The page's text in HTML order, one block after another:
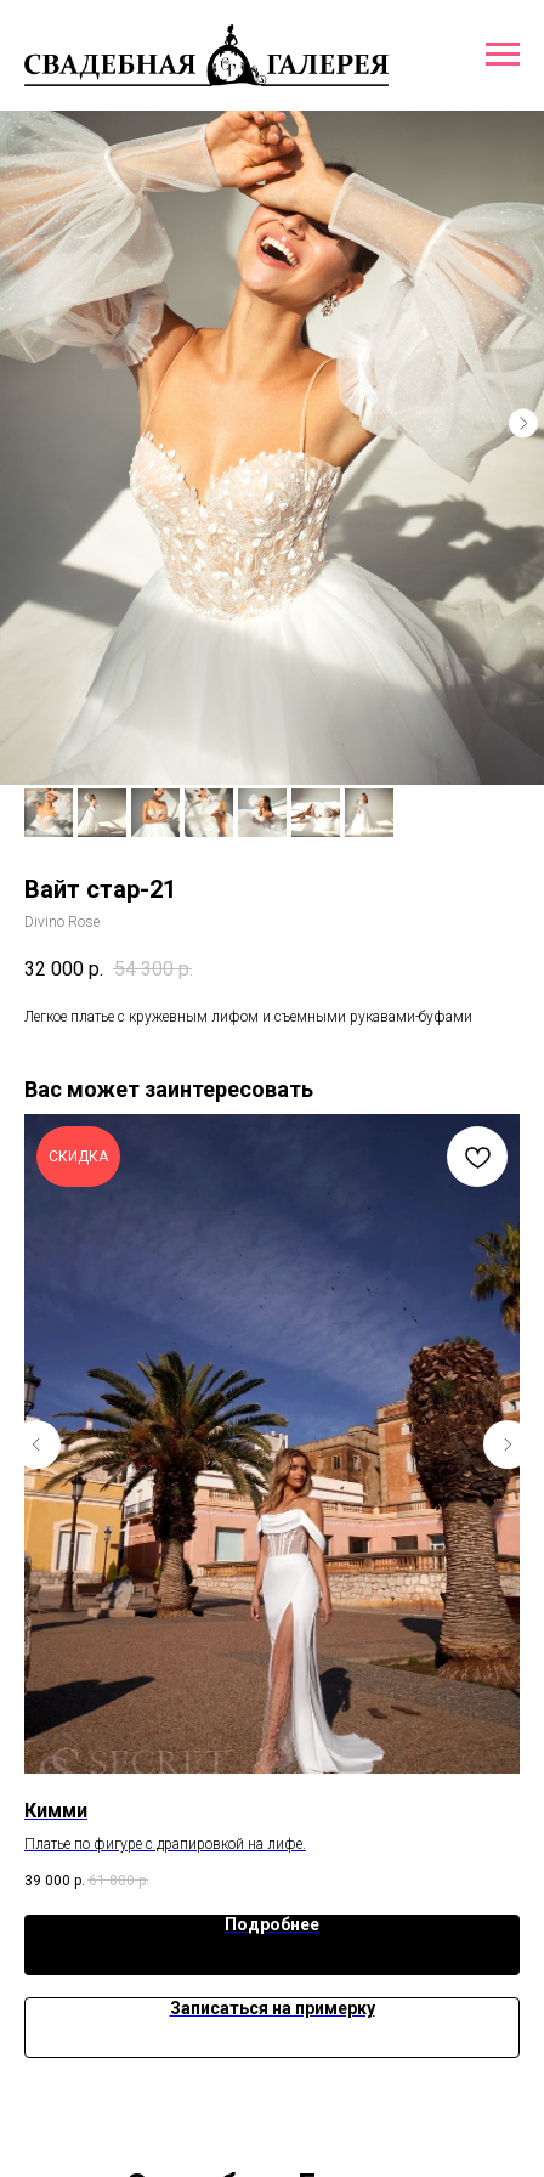
Вайт стар-21
Divino Rose
32 000 р. 54 300 р.
Легкое платье с кружевным лифом и съемными рукавами-буфами
Вас может заинтересовать
СКИДКА
Кимми
Платье по фигуре с драпировкой на лифе.
39 000 р. 61 800 р.
Подробнее
Записаться на примерку